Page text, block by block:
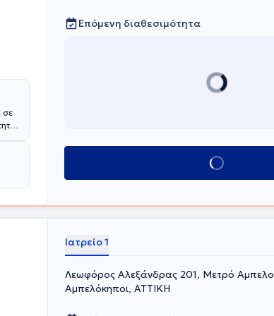
σε
Επόμενη διαθεσιμότητα
Κλείσε ραντεβού
Ιατρείο 1
Λεωφόρος Αλεξάνδρας 201, Μετρό
Αμπελόκηποι, ΑΤΤΙΚΗ